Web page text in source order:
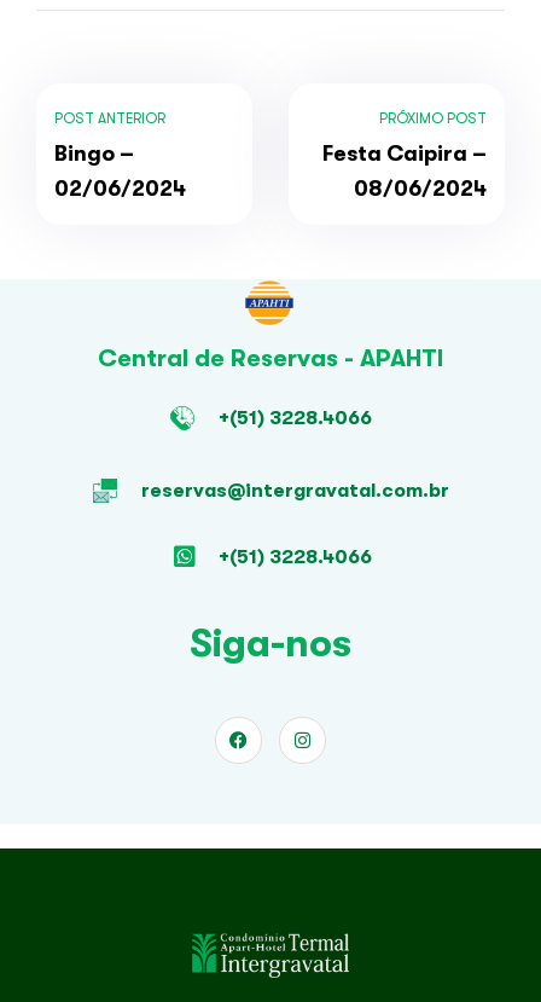
POST ANTERIOR
Bingo –
02/06/2024
PRÓXIMO POST
Festa Caipira –
08/06/2024
Central de Reservas - APAHTI
+(51) 3228.4066
reservas@intergravatal.com.br
+(51) 3228.4066
Siga-nos